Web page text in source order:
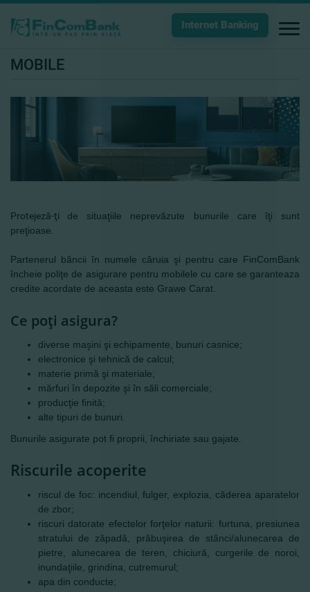
Internet Banking
MOBILE
Protejeză-ţi de situaţiile neprevăzute bunurile care îţi sunt
preţioase.
Partenerul băncii în numele căruia şi pentru care FinComBank
încheie poliţe de asigurare pentru mobilele cu care se garanteaza
credite acordate de aceasta este Grawe Carat.
Ce poţi asigura?
diverse maşini şi echipamente, bunuri casnice;
electronice şi tehnică de calcul;
materie primă şi materiale;
mărfuri în depozite şi în săli comerciale;
producţie finită;
alte tipuri de bunuri.
Bunurile asigurate pot fi proprii, închiriate sau gajate.
Riscurile acoperite
riscul de foc: incendiul, fulger, explozia, căderea aparatelor
de zbor;
riscuri datorate efectelor forţelor naturii: furtuna, presiunea
stratului de zăpadă, prăbuşirea de stânci/alunecarea de
pietre, alunecarea de teren, chiciură, curgerile de noroi,
inundaţiile, grindina, cutremurul;
apa din conducte;